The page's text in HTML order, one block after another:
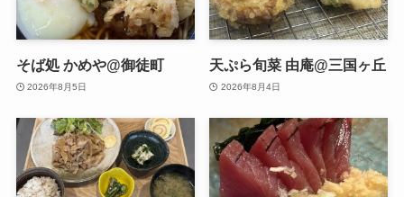
そば処 かめや@御徒町
2026年8月5日
天ぷら旬菜 由庵@三国ヶ丘
2026年8月4日